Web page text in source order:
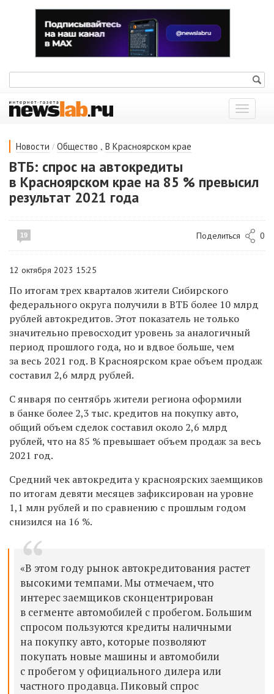
Показать
меню
Новости / Общество , В Красноярском крае
ВТБ: спрос на автокредиты
в Красноярском крае на 85 % превысил
результат 2021 года
19 Поделиться 0
12 октября 2023 15:25
По итогам трех кварталов жители Сибирского
федерального округа получили в ВТБ более 10 млрд
рублей автокредитов. Этот показатель не только
значительно превосходит уровень за аналогичный
период прошлого года, но и вдвое больше, чем
за весь 2021 год. В Красноярском крае объем продаж
составил 2,6 млрд рублей.
С января по сентябрь жители региона оформили
в банке более 2,3 тыс. кредитов на покупку авто,
общий объем сделок составил около 2,6 млрд
рублей, что на 85 % превышает объем продаж за весь
2021 год.
Средний чек автокредита у красноярских заемщиков
по итогам девяти месяцев зафиксирован на уровне
1,1 млн рублей и по сравнению с прошлым годом
снизился на 16 %.
«В этом году рынок автокредитования растет
высокими темпами. Мы отмечаем, что
интерес заемщиков сконцентрирован
в сегменте автомобилей с пробегом. Большим
спросом пользуются кредиты наличными
на покупку авто, которые позволяют
покупать новые машины и автомобили
с пробегом у официального дилера или
частного продавца. Пиковый спрос